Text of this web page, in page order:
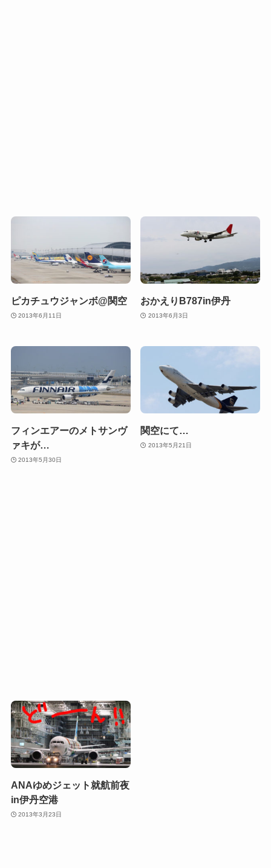
ピカチュウジャンボ@関空
2013年6月11日
おかえりB787in伊丹
2013年6月3日
フィンエアーのメトサンヴ
ァキが…
2013年5月30日
関空にて…
2013年5月21日
ANAゆめジェット就航前夜
in伊丹空港
2013年3月23日